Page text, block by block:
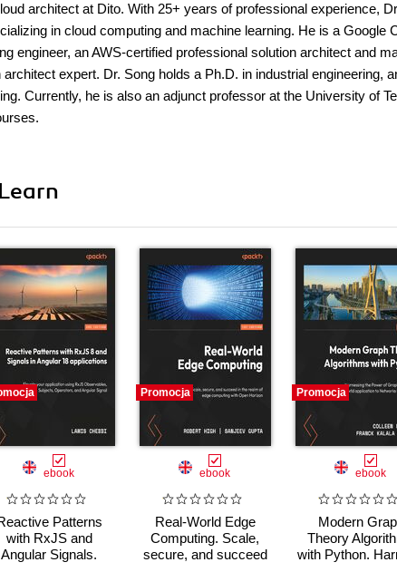
architect at Dito. With 25+ years of professional experience,
in cloud computing and machine learning. He is a Google
engineer, an AWS-certified professional solution architect and
expert. Dr. Song holds a Ph.D. in industrial engineering,
Currently, he is also an adjunct professor at the University of
ebook
Patterns
with RxJS and
Angular Signals.
Promocja
ebook
Real-World Edge
Computing. Scale,
secure, and succeed
Promocja
ebook
Modern
Theory
with Python.